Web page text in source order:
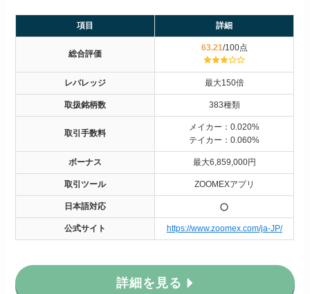
項目 詳細
総合評価
63.21/100点
レバレッジ 最大150倍
取扱銘柄数 383種類
取引手数料
メイカー：0.020%
テイカー：0.060%
ボーナス 最大6,859,000円
取引ツール ZOOMEXアプリ
日本語対応
公式サイト https://www.zoomex.com/ja-JP/
詳細を見る